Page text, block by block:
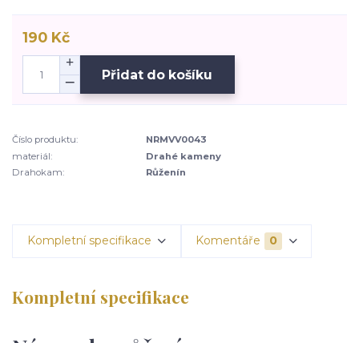
190 Kč
Přidat do košíku
Číslo produktu:
NRMVV0043
materiál:
Drahé kameny
Drahokam:
Růženín
Kompletní specifikace Komentáře 0
Kompletní specifikace